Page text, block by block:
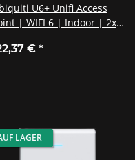
U6+ Unifi Access
| WIFI 6 | Indoor | 2x2
€ *
LAGER